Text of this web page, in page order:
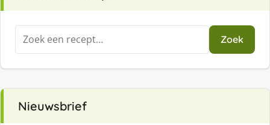
Zoeken
naar:
Zoek
Nieuwsbrief